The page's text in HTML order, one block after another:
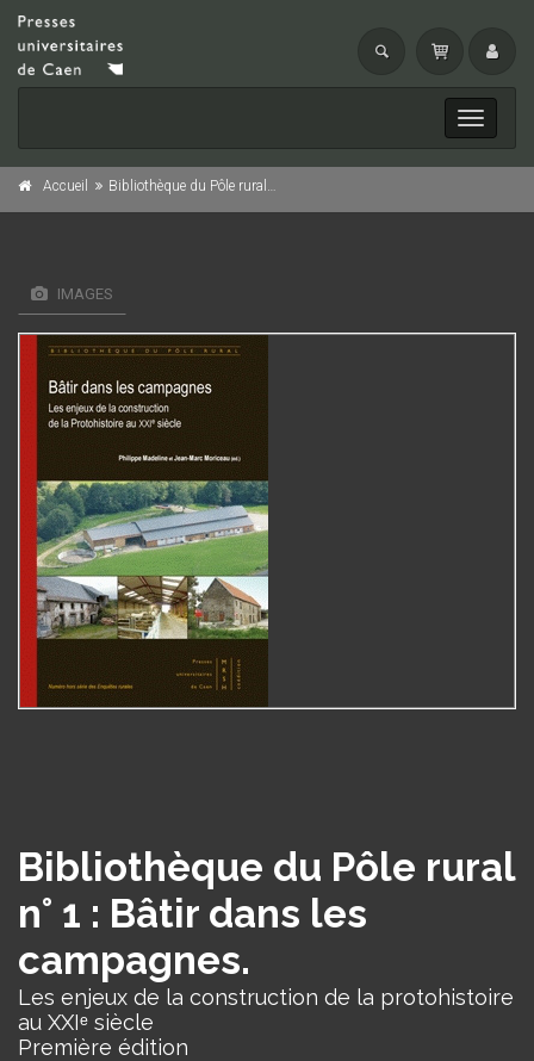
Toggle
Accueil Bibliothèque du Pôle rural n° 1 : Bâtir dans les campagnes.
IMAGES
Bibliothèque du Pôle rural
n° 1 : Bâtir dans les
campagnes.
Les enjeux de la construction de la protohistoire
au XXIᵉ siècle
Première édition